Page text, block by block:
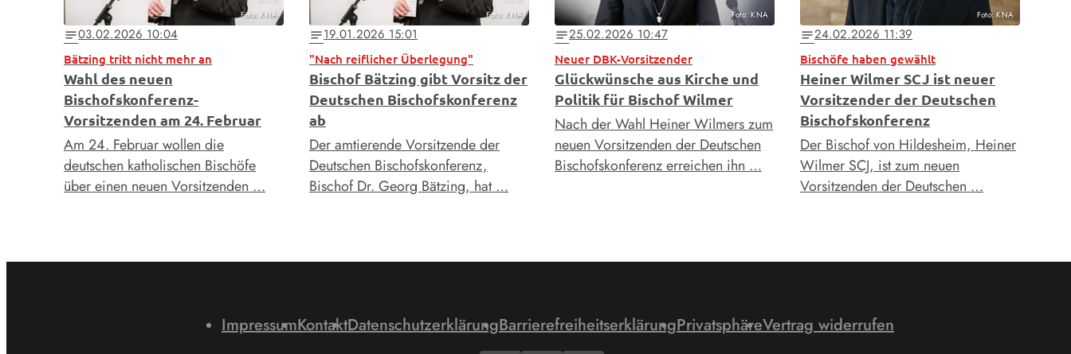
Foto: KNA
notes03.02.2026 10:04
Bätzing tritt nicht mehr an
Wahl des neuen
Bischofskonferenz-
Vorsitzenden am 24. Februar
Am 24. Februar wollen die
deutschen katholischen Bischöfe
über einen neuen Vorsitzenden …
Foto: KNA
notes19.01.2026 15:01
"Nach reiflicher Überlegung"
Bischof Bätzing gibt Vorsitz der
Deutschen Bischofskonferenz
ab
Der amtierende Vorsitzende der
Deutschen Bischofskonferenz,
Bischof Dr. Georg Bätzing, hat …
Foto: KNA
notes25.02.2026 10:47
Neuer DBK-Vorsitzender
Glückwünsche aus Kirche und
Politik für Bischof Wilmer
Nach der Wahl Heiner Wilmers zum
neuen Vorsitzenden der Deutschen
Bischofskonferenz erreichen ihn …
Foto: KNA
notes24.02.2026 11:39
Bischöfe haben gewählt
Heiner Wilmer SCJ ist neuer
Vorsitzender der Deutschen
Bischofskonferenz
Der Bischof von Hildesheim, Heiner
Wilmer SCJ, ist zum neuen
Vorsitzenden der Deutschen …
ImpressumKontaktDatenschutzerklärungBarrierefreiheitserklärungPrivatsphäreVertrag widerrufen